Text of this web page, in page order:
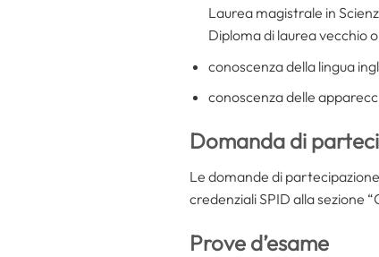
Laurea magistrale in
Diploma di laurea vecchio
conoscenza della lingua
conoscenza delle
Domanda di
Le domande di
credenziali SPID alla sezione
Prove d’esame